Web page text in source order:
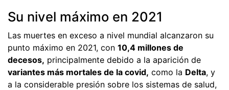
Su nivel máximo en 2021
Las muertes en exceso a nivel mundial alcanzaron su
punto máximo en 2021, con 10,4 millones de
decesos, principalmente debido a la aparición de
variantes más mortales de la covid, como la Delta, y
a la considerable presión sobre los sistemas de salud,